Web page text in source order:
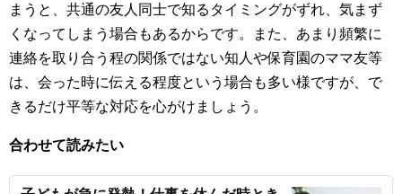
まうと、共通の友人同士で知るタイミングがずれ、気まず
くなってしまう場合もあるからです。また、あまり頻繁に
連絡を取り合う程の関係ではない知人や保育園のママ友等
は、会った時に伝える程度という場合も多い様ですが、で
きるだけ平等な対応を心がけましょう。
合わせて読みたい